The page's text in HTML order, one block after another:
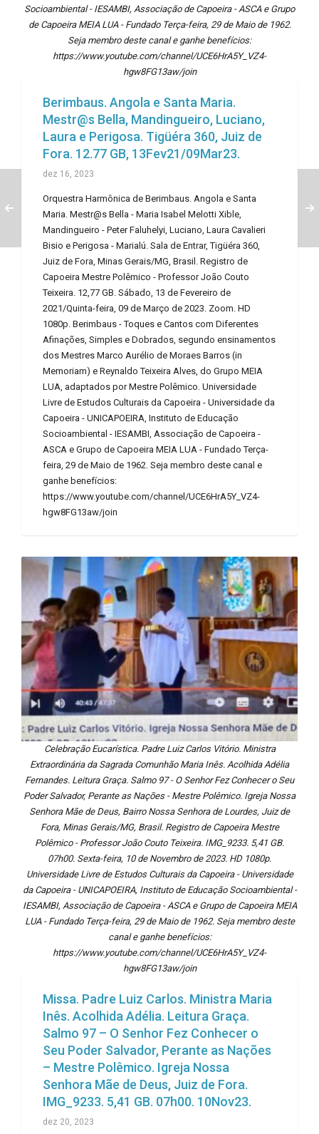
Socioambiental - IESAMBI, Associação de Capoeira - ASCA e Grupo
de Capoeira MEIA LUA - Fundado Terça-feira, 29 de Maio de 1962.
Seja membro deste canal e ganhe benefícios:
https://www.youtube.com/channel/UCE6HrA5Y_VZ4-
hgw8FG13aw/join
Berimbaus. Angola e Santa Maria.
Mestr@s Bella, Mandingueiro, Luciano,
Laura e Perigosa. Tigüéra 360, Juiz de
Fora. 12.77 GB, 13Fev21/09Mar23.
dez 16, 2023
Orquestra Harmônica de Berimbaus. Angola e Santa
Maria. Mestr@s Bella - Maria Isabel Melotti Xible,
Mandingueiro - Peter Faluhelyi, Luciano, Laura Cavalieri
Bisio e Perigosa - Marialú. Sala de Entrar, Tigüéra 360,
Juiz de Fora, Minas Gerais/MG, Brasil. Registro de
Capoeira Mestre Polêmico - Professor João Couto
Teixeira. 12,77 GB. Sábado, 13 de Fevereiro de
2021/Quinta-feira, 09 de Março de 2023. Zoom. HD
1080p. Berimbaus - Toques e Cantos com Diferentes
Afinações, Simples e Dobrados, segundo ensinamentos
dos Mestres Marco Aurélio de Moraes Barros (in
Memoriam) e Reynaldo Teixeira Alves, do Grupo MEIA
LUA, adaptados por Mestre Polêmico. Universidade
Livre de Estudos Culturais da Capoeira - Universidade da
Capoeira - UNICAPOEIRA, Instituto de Educação
Socioambiental - IESAMBI, Associação de Capoeira -
ASCA e Grupo de Capoeira MEIA LUA - Fundado Terça-
feira, 29 de Maio de 1962. Seja membro deste canal e
ganhe benefícios:
https://www.youtube.com/channel/UCE6HrA5Y_VZ4-
hgw8FG13aw/join
Celebração Eucarística. Padre Luiz Carlos Vitório. Ministra
Extraordinária da Sagrada Comunhão Maria Inês. Acolhida Adélia
Fernandes. Leitura Graça. Salmo 97 - O Senhor Fez Conhecer o Seu
Poder Salvador, Perante as Nações - Mestre Polêmico. Igreja Nossa
Senhora Mãe de Deus, Bairro Nossa Senhora de Lourdes, Juiz de
Fora, Minas Gerais/MG, Brasil. Registro de Capoeira Mestre
Polêmico - Professor João Couto Teixeira. IMG_9233. 5,41 GB.
07h00. Sexta-feira, 10 de Novembro de 2023. HD 1080p.
Universidade Livre de Estudos Culturais da Capoeira - Universidade
da Capoeira - UNICAPOEIRA, Instituto de Educação Socioambiental -
IESAMBI, Associação de Capoeira - ASCA e Grupo de Capoeira MEIA
LUA - Fundado Terça-feira, 29 de Maio de 1962. Seja membro deste
canal e ganhe benefícios:
https://www.youtube.com/channel/UCE6HrA5Y_VZ4-
hgw8FG13aw/join
Missa. Padre Luiz Carlos. Ministra Maria
Inês. Acolhida Adélia. Leitura Graça.
Salmo 97 – O Senhor Fez Conhecer o
Seu Poder Salvador, Perante as Nações
– Mestre Polêmico. Igreja Nossa
Senhora Mãe de Deus, Juiz de Fora.
IMG_9233. 5,41 GB. 07h00. 10Nov23.
dez 20, 2023